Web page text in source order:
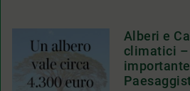
Alberi e
climatici –